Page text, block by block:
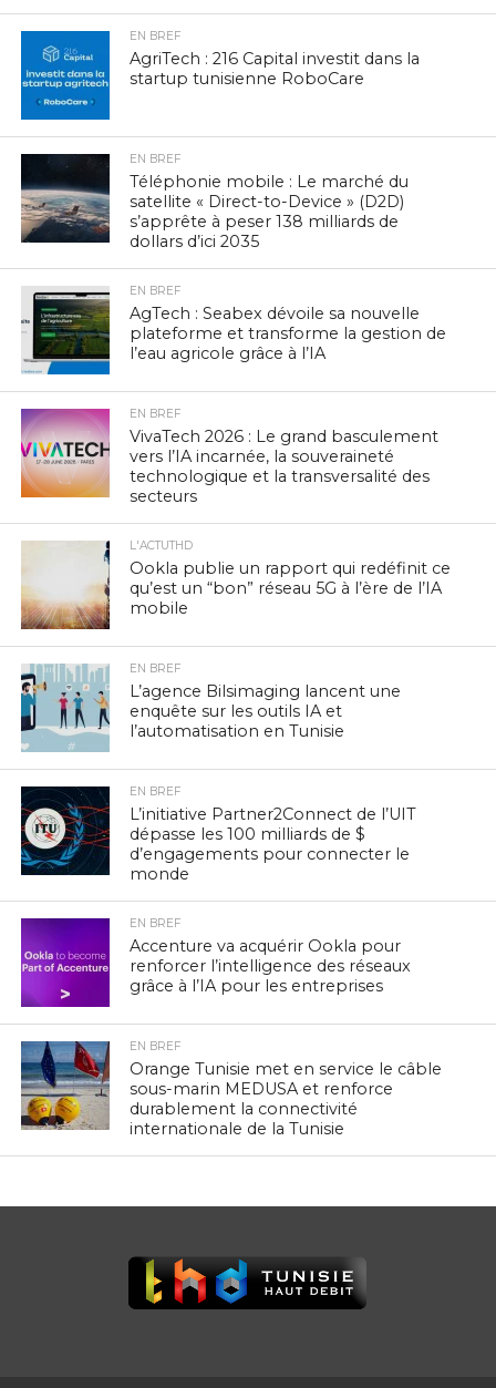
EN BREF
AgriTech : 216 Capital investit dans la
startup tunisienne RoboCare
EN BREF
Téléphonie mobile : Le marché du
satellite « Direct-to-Device » (D2D)
s’apprête à peser 138 milliards de
dollars d’ici 2035
EN BREF
AgTech : Seabex dévoile sa nouvelle
plateforme et transforme la gestion de
l’eau agricole grâce à l’IA
EN BREF
VivaTech 2026 : Le grand basculement
vers l’IA incarnée, la souveraineté
technologique et la transversalité des
secteurs
L'ACTUTHD
Ookla publie un rapport qui redéfinit ce
qu’est un “bon” réseau 5G à l’ère de l’IA
mobile
EN BREF
L’agence Bilsimaging lancent une
enquête sur les outils IA et
l’automatisation en Tunisie
EN BREF
L’initiative Partner2Connect de l’UIT
dépasse les 100 milliards de $
d’engagements pour connecter le
monde
EN BREF
Accenture va acquérir Ookla pour
renforcer l’intelligence des réseaux
grâce à l’IA pour les entreprises
EN BREF
Orange Tunisie met en service le câble
sous-marin MEDUSA et renforce
durablement la connectivité
internationale de la Tunisie